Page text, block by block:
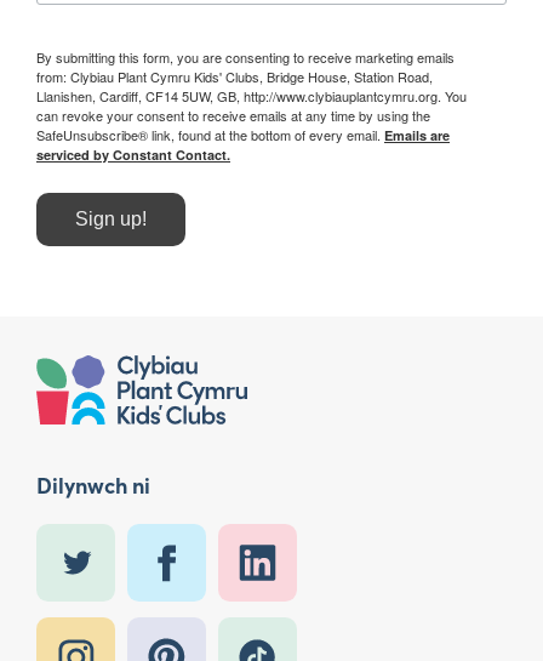
By submitting this form, you are consenting to receive marketing emails
from: Clybiau Plant Cymru Kids' Clubs, Bridge House, Station Road,
Llanishen, Cardiff, CF14 5UW, GB, http://www.clybiauplantcymru.org. You
can revoke your consent to receive emails at any time by using the
SafeUnsubscribe® link, found at the bottom of every email. Emails are
serviced by Constant Contact.
Sign up!
Dilynwch ni